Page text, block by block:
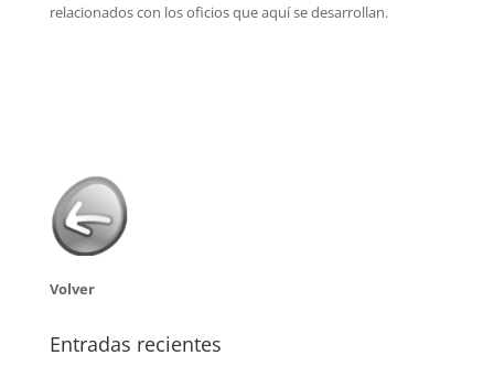
relacionados con los oficios que aquí se desarrollan.
Volver
Entradas recientes